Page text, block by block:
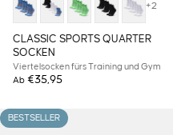
+2
CLASSIC SPORTS QUARTER
SOCKEN
Viertelsocken fürs Training und Gym
Ab €35,95
BESTSELLER